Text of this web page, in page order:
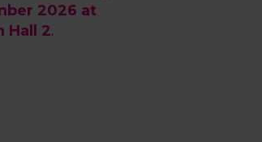
2026 at
Hall 2.